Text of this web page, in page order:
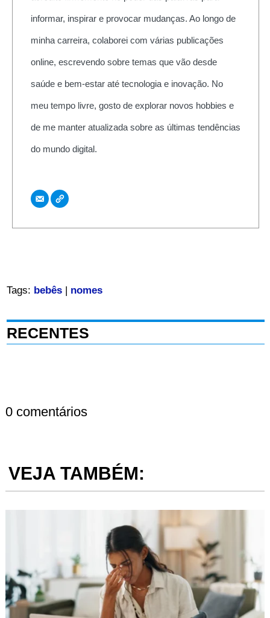
informar, inspirar e provocar mudanças. Ao longo de
minha carreira, colaborei com várias publicações
online, escrevendo sobre temas que vão desde
saúde e bem-estar até tecnologia e inovação. No
meu tempo livre, gosto de explorar novos hobbies e
de me manter atualizada sobre as últimas tendências
do mundo digital.
Tags: bebês| nomes
RECENTES
0 comentários
VEJA TAMBÉM: